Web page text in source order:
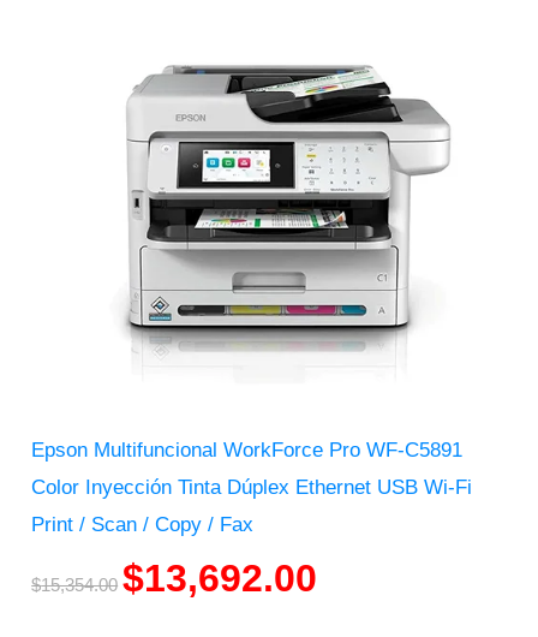
Epson Multifuncional WorkForce Pro WF-C5891
Color Inyección Tinta Dúplex Ethernet USB Wi-Fi
Print / Scan / Copy / Fax
$15,354.00 $13,692.00